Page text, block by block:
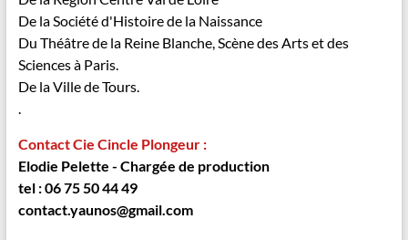
De la Société d'Histoire de la Naissance
Du Théâtre de la Reine Blanche, Scène des Arts et des
Sciences à Paris.
De la Ville de Tours.
Contact Cie Cincle Plongeur :
Elodie Pelette - Chargée de production
tel :06 75 50 44 49
contact.yaunos@gmail.com